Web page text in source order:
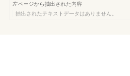
左ページから抽出された内容
抽出されたテキストデータはありません。